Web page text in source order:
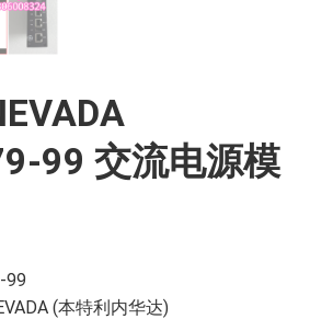
99 交流电源模
99
(本特利内华达)